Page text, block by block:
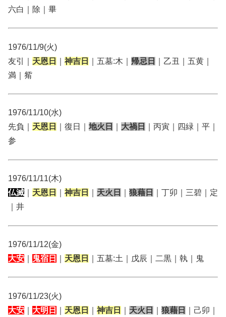
六白｜除｜畢
1976/11/9(火)
友引｜ 天恩日 神吉日 ｜五墓:木｜ 帰忌日
｜乙丑｜五黄｜
満｜觜
1976/11/10(水)
先負｜ 天恩日 ｜復日｜ 地火日 大禍日
｜丙寅｜四緑｜平｜
参
1976/11/11(木)
仏滅
天恩日 神吉日 天火日 狼藉日
｜丁卯｜三碧｜定
｜井
1976/11/12(金)
大安
鬼宿日 天恩日 ｜五墓:土｜戊辰｜二黒｜執｜鬼
1976/11/23(火)
大安
大明日 天恩日 神吉日 天火日 狼藉日
｜己卯｜